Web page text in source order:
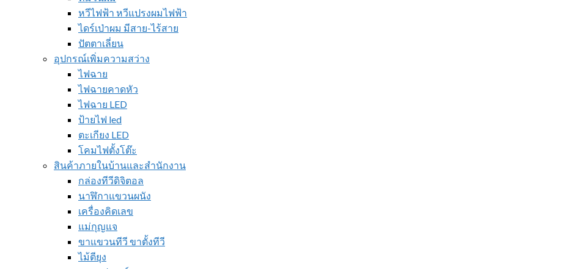
หวีไฟฟ้า หวีแปรงผมไฟฟ้า
ไดร์เป่าผม มีสาย-ไร้สาย
ปัตตาเลี่ยน
อุปกรณ์เพิ่มความสว่าง
ไฟฉาย
ไฟฉายคาดหัว
ไฟฉาย LED
ป้ายไฟ led
ตะเกียง LED
โคมไฟตั้งโต๊ะ
สินค้าภายในบ้านและสำนักงาน
กล่องทีวีดิจิตอล
นาฬิกาแขวนผนัง
เครื่องคิดเลข
แม่กุญแจ
ขาแขวนทีวี ขาตั้งทีวี
ไม้ตียุง